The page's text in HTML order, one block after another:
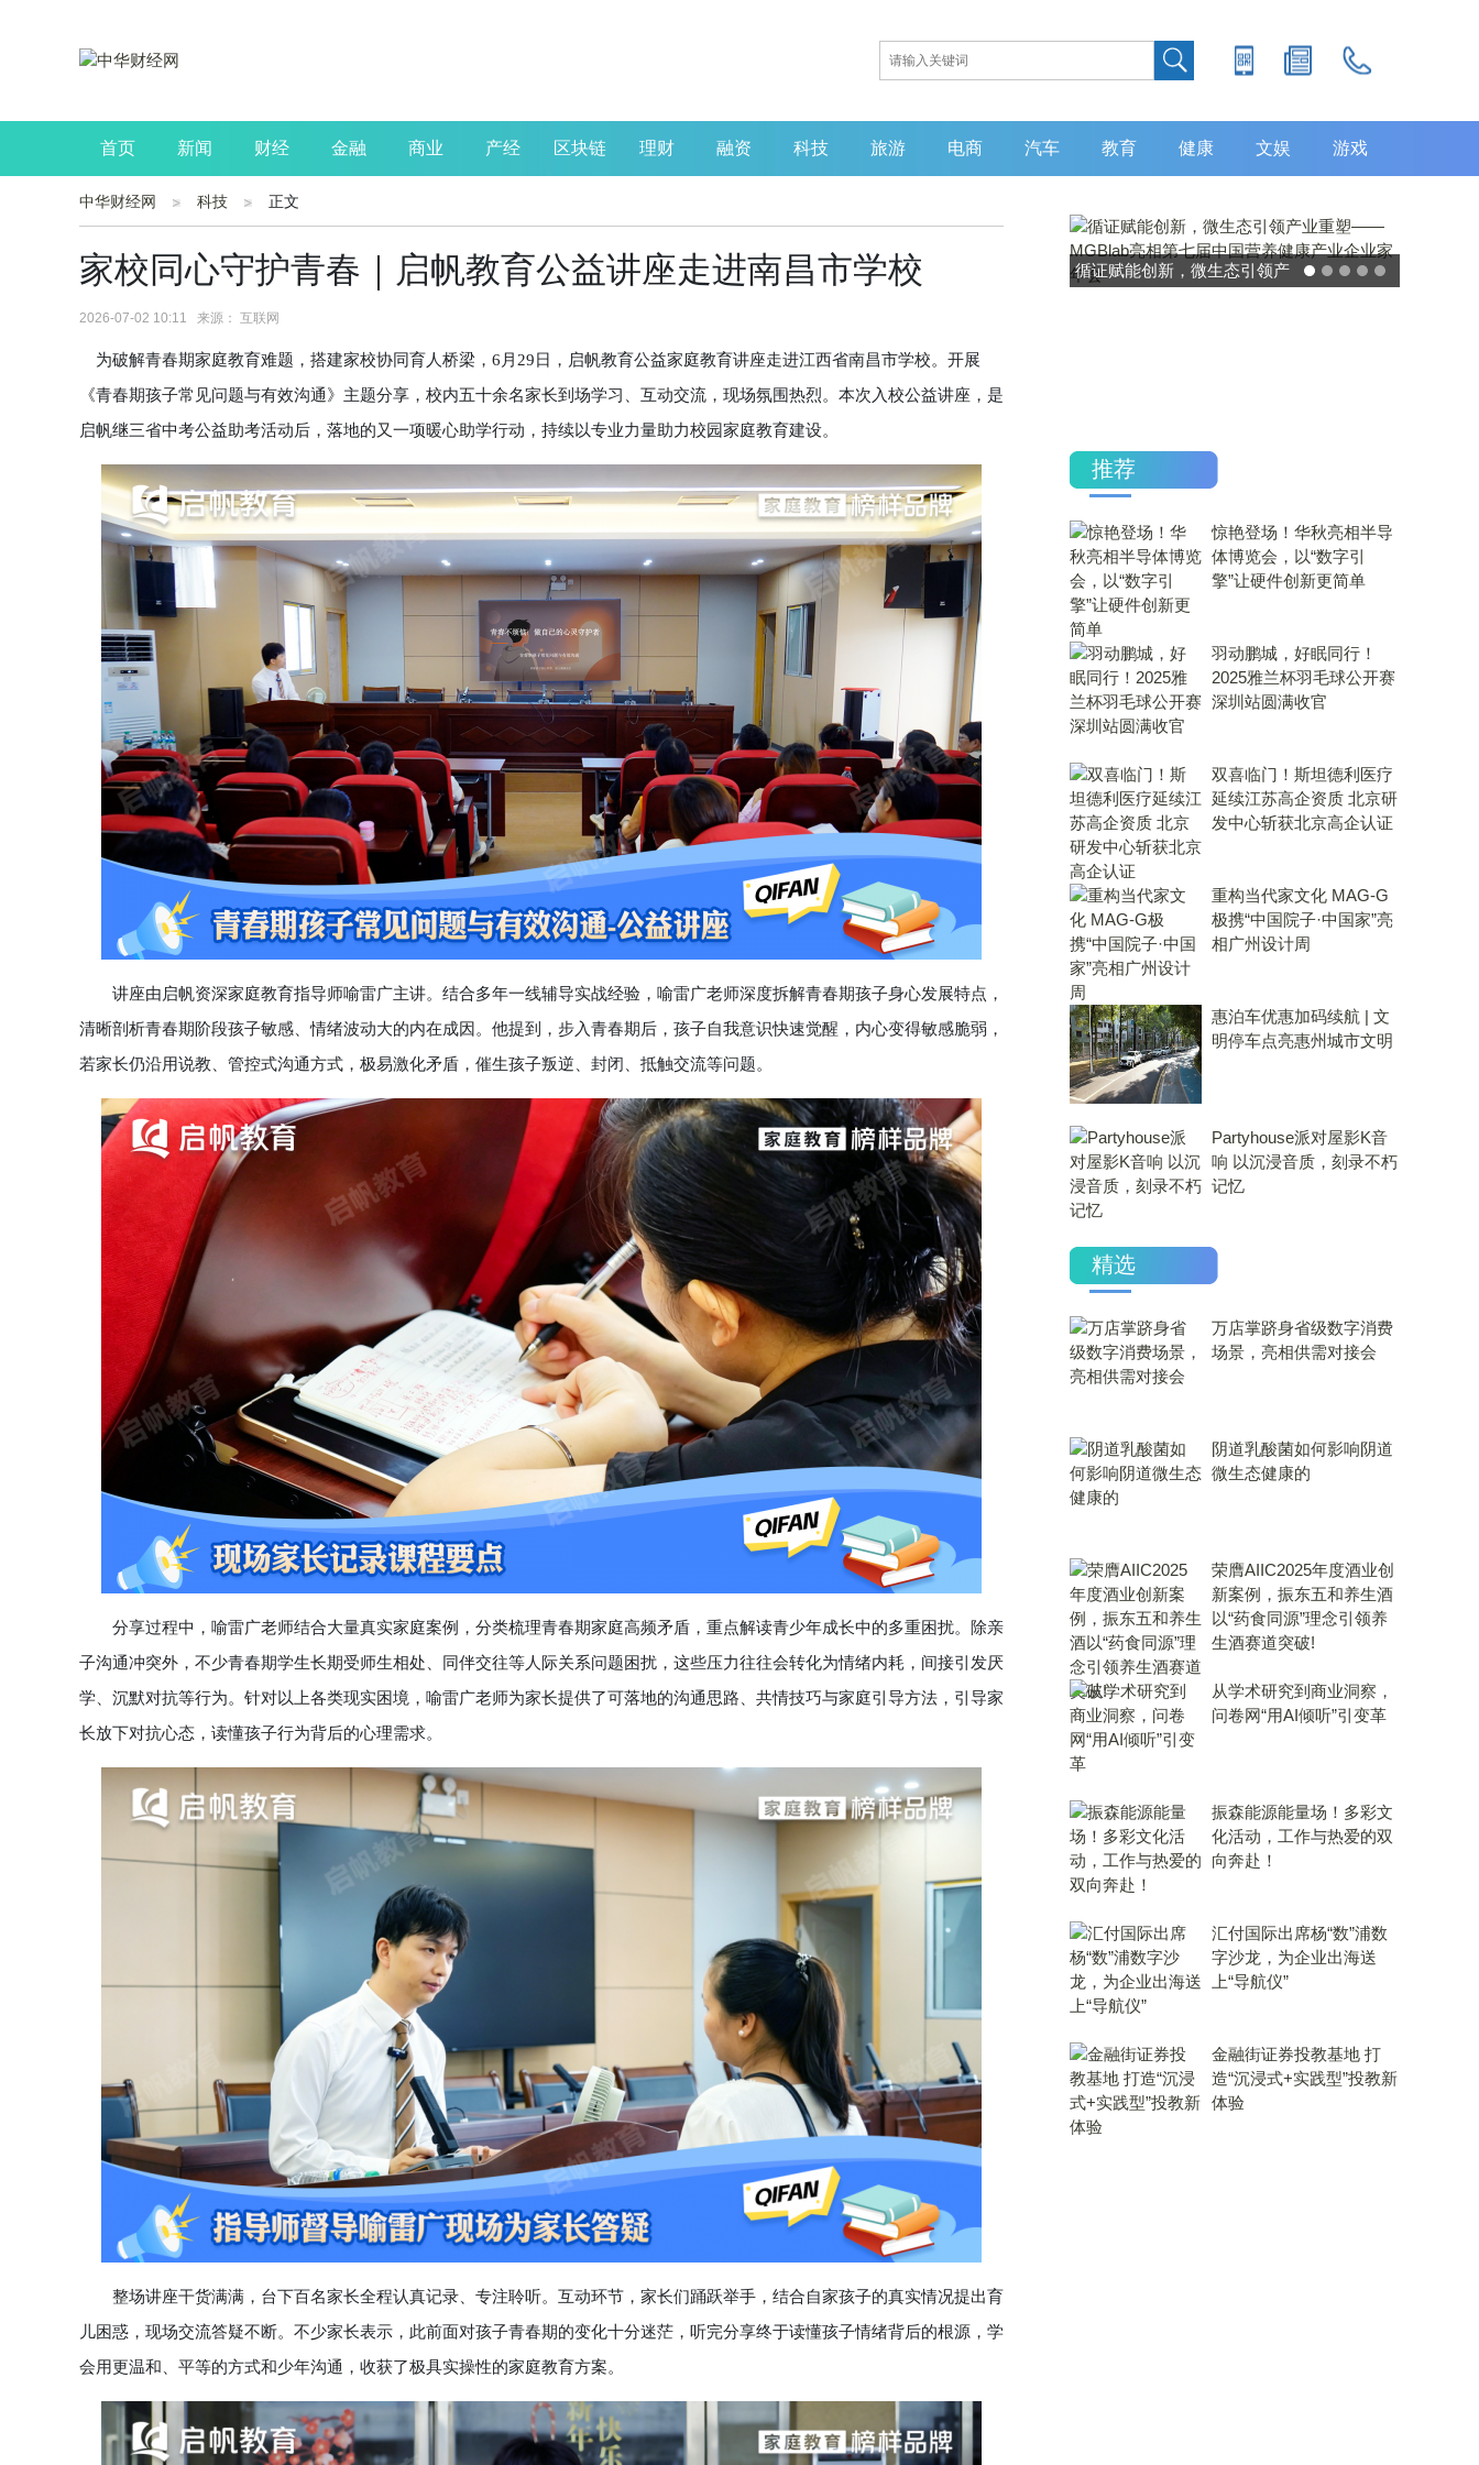
首页 新闻 财经 金融 商业 产经 区块链 理财 融资 科技 旅游 电商 汽车 教育 健康 文娱 游戏
公司 生活 读书
中华财经网 科技 正文
家校同心守护青春｜启帆教育公益讲座走进南昌市学校
2026-07-02 10:11 来源： 互联网
为破解青春期家庭教育难题，搭建家校协同育人桥梁，6月29日，启帆教育公益家庭教育讲座走进江西省南昌市学校。开展
《青春期孩子常见问题与有效沟通》主题分享，校内五十余名家长到场学习、互动交流，现场氛围热烈。本次入校公益讲座，是
启帆继三省中考公益助考活动后，落地的又一项暖心助学行动，持续以专业力量助力校园家庭教育建设。
讲座由启帆资深家庭教育指导师喻雷广主讲。结合多年一线辅导实战经验，喻雷广老师深度拆解青春期孩子身心发展特点，
清晰剖析青春期阶段孩子敏感、情绪波动大的内在成因。他提到，步入青春期后，孩子自我意识快速觉醒，内心变得敏感脆弱，
若家长仍沿用说教、管控式沟通方式，极易激化矛盾，催生孩子叛逆、封闭、抵触交流等问题。
分享过程中，喻雷广老师结合大量真实家庭案例，分类梳理青春期家庭高频矛盾，重点解读青少年成长中的多重困扰。除亲
子沟通冲突外，不少青春期学生长期受师生相处、同伴交往等人际关系问题困扰，这些压力往往会转化为情绪内耗，间接引发厌
学、沉默对抗等行为。针对以上各类现实困境，喻雷广老师为家长提供了可落地的沟通思路、共情技巧与家庭引导方法，引导家
长放下对抗心态，读懂孩子行为背后的心理需求。
整场讲座干货满满，台下百名家长全程认真记录、专注聆听。互动环节，家长们踊跃举手，结合自家孩子的真实情况提出育
儿困惑，现场交流答疑不断。不少家长表示，此前面对孩子青春期的变化十分迷茫，听完分享终于读懂孩子情绪背后的根源，学
会用更温和、平等的方式和少年沟通，收获了极具实操性的家庭教育方案。
灵敏度超 80% 特异性 99%！
推荐
惊艳登场！华秋亮相半导
体博览会，以“数字引
擎”让硬件创新更简单
羽动鹏城，好眠同行！
2025雅兰杯羽毛球公开赛
深圳站圆满收官
双喜临门！斯坦德利医疗
延续江苏高企资质 北京研
发中心斩获北京高企认证
重构当代家文化 MAG-G
极携“中国院子·中国家”亮
相广州设计周
惠泊车优惠加码续航 | 文
明停车点亮惠州城市文明
Partyhouse派对屋影K音
响 以沉浸音质，刻录不朽
记忆
精选
万店掌跻身省级数字消费
场景，亮相供需对接会
​阴道乳酸菌如何影响阴道
微生态健康的
荣膺AIIC2025年度酒业创
新案例，振东五和养生酒
以“药食同源”理念引领养
生酒赛道突破!
从学术研究到商业洞察，
问卷网“用AI倾听”引变革
振森能源能量场！多彩文
化活动，工作与热爱的双
向奔赴！
汇付国际出席杨“数”浦数
字沙龙，为企业出海送
上“导航仪”
金融街证券投教基地 打
造“沉浸式+实践型”投教新
体验